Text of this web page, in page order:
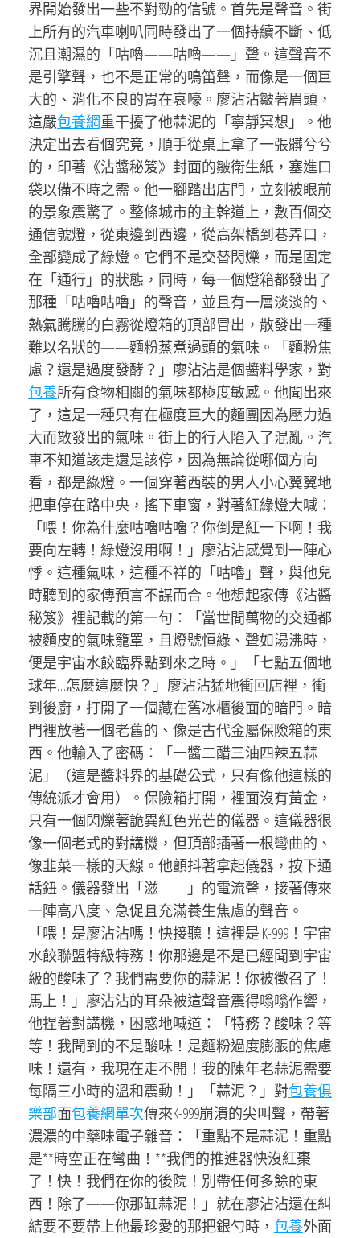
界開始發出一些不對勁的信號。首先是聲音。街
上所有的汽車喇叭同時發出了一個持續不斷、低
沉且潮濕的「咕嚕——咕嚕——」聲。這聲音不
是引擎聲，也不是正常的鳴笛聲，而像是一個巨
大的、消化不良的胃在哀嚎。廖沾沾皺著眉頭，
這嚴包養網重干擾了他蒜泥的「寧靜冥想」。他
決定出去看個究竟，順手從桌上拿了一張髒兮兮
的，印著《沾醬秘笈》封面的皺衛生紙，塞進口
袋以備不時之需。他一腳踏出店門，立刻被眼前
的景象震驚了。整條城市的主幹道上，數百個交
通信號燈，從東邊到西邊，從高架橋到巷弄口，
全部變成了綠燈。它們不是交替閃爍，而是固定
在「通行」的狀態，同時，每一個燈箱都發出了
那種「咕嚕咕嚕」的聲音，並且有一層淡淡的、
熱氣騰騰的白霧從燈箱的頂部冒出，散發出一種
難以名狀的——麵粉蒸煮過頭的氣味。「麵粉焦
慮？還是過度發酵？」廖沾沾是個醬料學家，對
包養所有食物相關的氣味都極度敏感。他聞出來
了，這是一種只有在極度巨大的麵團因為壓力過
大而散發出的氣味。街上的行人陷入了混亂。汽
車不知道該走還是該停，因為無論從哪個方向
看，都是綠燈。一個穿著西裝的男人小心翼翼地
把車停在路中央，搖下車窗，對著紅綠燈大喊：
「喂！你為什麼咕嚕咕嚕？你倒是紅一下啊！我
要向左轉！綠燈沒用啊！」廖沾沾感覺到一陣心
悸。這種氣味，這種不祥的「咕嚕」聲，與他兒
時聽到的家傳預言不謀而合。他想起家傳《沾醬
秘笈》裡記載的第一句：「當世間萬物的交通都
被麵皮的氣味籠罩，且燈號恒綠、聲如湯沸時，
便是宇宙水餃臨界點到來之時。」「七點五個地
球年…怎麼這麼快？」廖沾沾猛地衝回店裡，衝
到後廚，打開了一個藏在舊冰櫃後面的暗門。暗
門裡放著一個老舊的、像是古代金屬保險箱的東
西。他輸入了密碼：「一醬二醋三油四辣五蒜
泥」（這是醬料界的基礎公式，只有像他這樣的
傳統派才會用）。保險箱打開，裡面沒有黃金，
只有一個閃爍著詭異紅色光芒的儀器。這儀器很
像一個老式的對講機，但頂部插著一根彎曲的、
像韭菜一樣的天線。他顫抖著拿起儀器，按下通
話鈕。儀器發出「滋——」的電流聲，接著傳來
一陣高八度、急促且充滿養生焦慮的聲音。
「喂！是廖沾沾嗎！快接聽！這裡是 K-999！宇宙
水餃聯盟特級特務！你那邊是不是已經聞到宇宙
級的酸味了？我們需要你的蒜泥！你被徵召了！
馬上！」廖沾沾的耳朵被這聲音震得嗡嗡作響，
他捏著對講機，困惑地喊道：「特務？酸味？等
等！我聞到的不是酸味！是麵粉過度膨脹的焦慮
味！還有，我現在走不開！我的陳年老蒜泥需要
每隔三小時的溫和震動！」「蒜泥？」對包養俱
樂部面包養網單次傳來K-999崩潰的尖叫聲，帶著
濃濃的中藥味電子雜音：「重點不是蒜泥！重點
是**時空正在彎曲！**我們的推進器快沒紅棗
了！快！我們在你的後院！別帶任何多餘的東
西！除了——你那缸蒜泥！」就在廖沾沾還在糾
結要不要帶上他最珍愛的那把銀勺時， 包養外面